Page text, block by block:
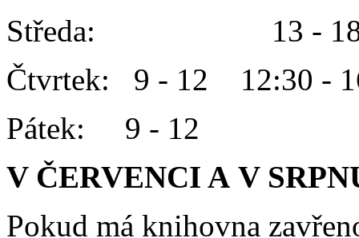
Středa: 13 -
Čtvrtek: 9 - 12 12:30 -
Pátek: 9 - 12
V ČERVENCI A V
Pokud má knihovna